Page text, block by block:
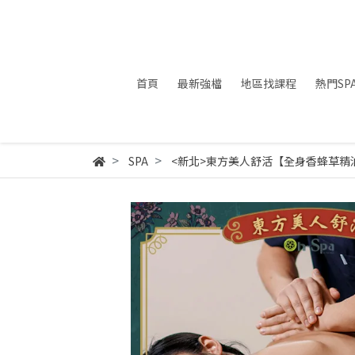
首頁 最新強檔 地區找課程 熱門
SPA <新北>東方美人舒活【全身香蜂草